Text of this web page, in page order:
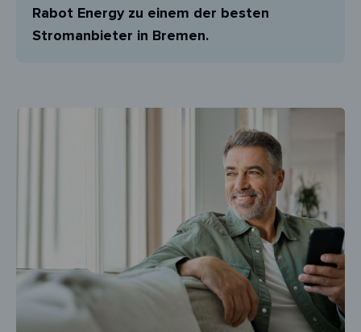
Rabot Energy zu einem der besten
Stromanbieter in Bremen.